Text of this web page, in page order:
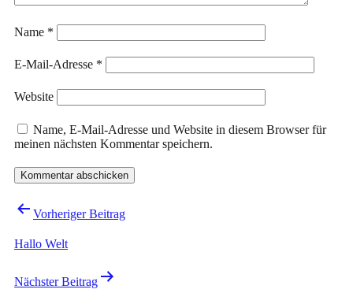
Name *
E-Mail-Adresse *
Website
Name, E-Mail-Adresse und Website in diesem Browser für
meinen nächsten Kommentar speichern.
Beitragsnavigation
Vorheriger Beitrag
Hallo Welt
Nächster Beitrag